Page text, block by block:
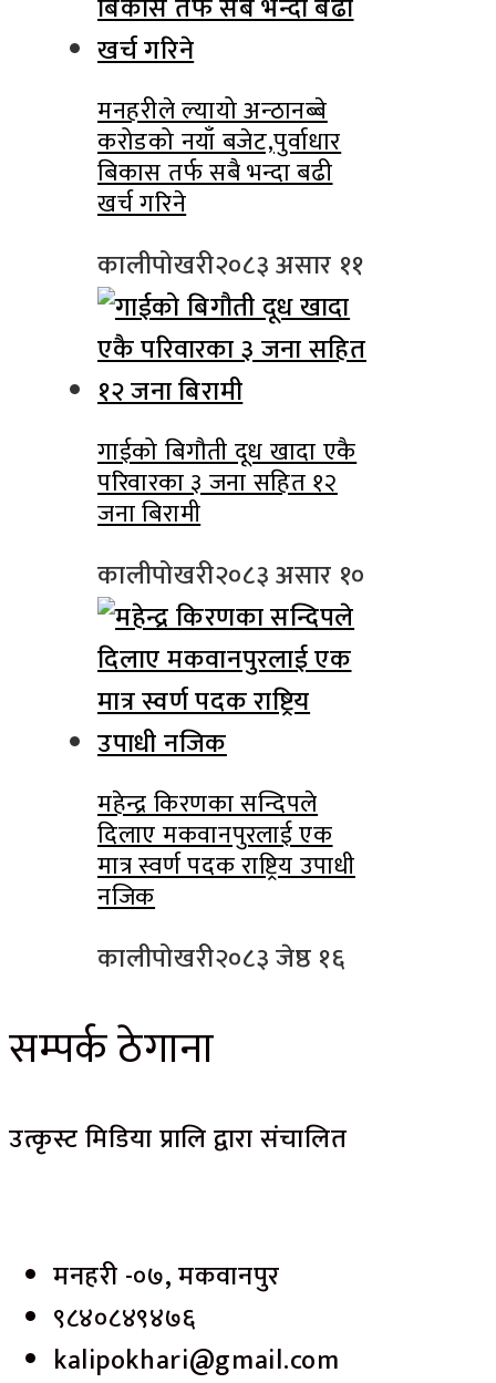
मनहरीले ल्यायो अन्ठानब्बे
करोडको नयाँ बजेट,पुर्वाधार
बिकास तर्फ सबै भन्दा बढी
खर्च गरिने
कालीपोखरी२०८३ असार ११
गाईको बिगौती दूध खादा एकै
परिवारका ३ जना सहित १२
जना बिरामी
कालीपोखरी२०८३ असार १०
महेन्द्र किरणका सन्दिपले
दिलाए मकवानपुरलाई एक
मात्र स्वर्ण पदक राष्ट्रिय उपाधी
नजिक
कालीपोखरी२०८३ जेष्ठ १६
सम्पर्क ठेगाना
उत्कृस्ट मिडिया प्रालि द्वारा संचालित
मनहरी -०७, मकवानपुर
९८४०८४९४७६
kalipokhari@gmail.com